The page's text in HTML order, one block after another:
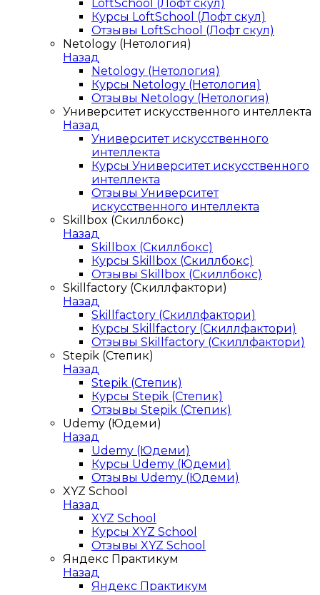
LoftSchool (Лофт скул)
Курсы LoftSchool (Лофт скул)
Отзывы LoftSchool (Лофт скул)
Netology (Нетология)
Назад
Netology (Нетология)
Курсы Netology (Нетология)
Отзывы Netology (Нетология)
Университет искусственного интеллекта
Назад
Университет искусственного
интеллекта
Курсы Университет искусственного
интеллекта
Отзывы Университет
искусственного интеллекта
Skillbox (Скиллбокс)
Назад
Skillbox (Скиллбокс)
Курсы Skillbox (Скиллбокс)
Отзывы Skillbox (Скиллбокс)
Skillfactory (Скиллфактори)
Назад
Skillfactory (Скиллфактори)
Курсы Skillfactory (Скиллфактори)
Отзывы Skillfactory (Скиллфактори)
Stepik (Степик)
Назад
Stepik (Степик)
Курсы Stepik (Степик)
Отзывы Stepik (Степик)
Udemy (Юдеми)
Назад
Udemy (Юдеми)
Курсы Udemy (Юдеми)
Отзывы Udemy (Юдеми)
XYZ School
Назад
XYZ School
Курсы XYZ School
Отзывы XYZ School
Яндекс Практикум
Назад
Яндекс Практикум